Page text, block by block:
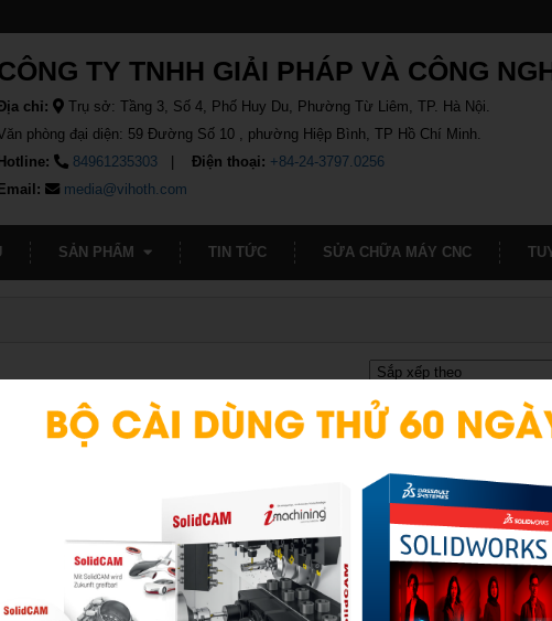
TY TNHH GIẢI PHÁP VÀ CÔNG
chỉ:
Trụ sở: Tầng 3, Số 4, Phố Huy Du, Phường Từ Liêm, TP. Hà Nội.
phòng đại diện: 59 Đường Số 10 , phường Hiệp Bình, TP Hồ Chí Minh.
Hotline:
84961235303 Điện thoại: +84-24-3797.0256
Email:
media@vihoth.com
SẢN PHẨM TIN TỨC SỬA CHỮA MÁY CNC